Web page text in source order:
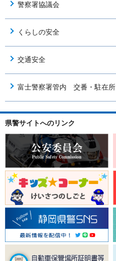
警察署協議会
くらしの安全
交通安全
富士警察署管内 交番・駐在所
県警サイトへのリンク